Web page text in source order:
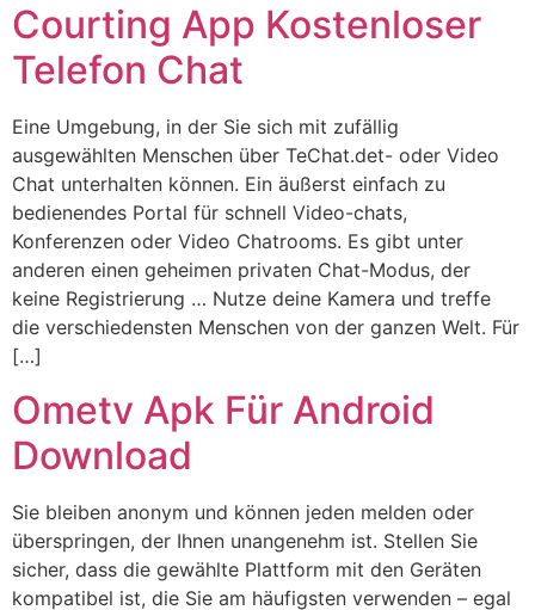
Courting App Kostenloser
Telefon Chat
Eine Umgebung, in der Sie sich mit zufällig
ausgewählten Menschen über TeChat.det- oder Video
Chat unterhalten können. Ein äußerst einfach zu
bedienendes Portal für schnell Video-chats,
Konferenzen oder Video Chatrooms. Es gibt unter
anderen einen geheimen privaten Chat-Modus, der
keine Registrierung … Nutze deine Kamera und treffe
die verschiedensten Menschen von der ganzen Welt. Für
[…]
Ometv Apk Für Android
Download
Sie bleiben anonym und können jeden melden oder
überspringen, der Ihnen unangenehm ist. Stellen Sie
sicher, dass die gewählte Plattform mit den Geräten
kompatibel ist, die Sie am häufigsten verwenden – egal